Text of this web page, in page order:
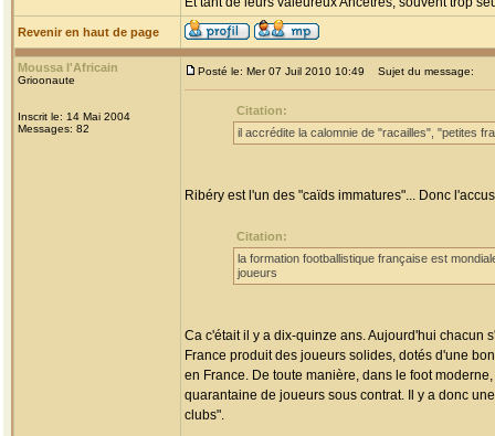
Revenir en haut de page
Moussa l'Africain
Grioonaute
Inscrit le: 14 Mai 2004
Messages: 82
Posté le: Mer 07 Juil 2010 10:49 Sujet du message:
Citation:
il accrédite la calomnie de "racailles", "petites
Ribéry est l'un des "caïds immatures"... Donc
Citation:
la formation footballistique française est
joueurs
Ca c'était il y a dix-quinze ans. Aujourd'hui chacun
France produit des joueurs solides, dotés d'une
en France. De toute manière, dans le foot
quarantaine de joueurs sous contrat. Il y a donc
clubs".